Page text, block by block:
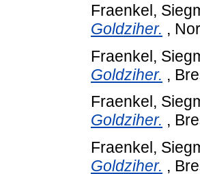
Fraenkel,
Goldziher. ,
Fraenkel,
Goldziher. ,
Fraenkel,
Goldziher. ,
Fraenkel,
Goldziher. ,